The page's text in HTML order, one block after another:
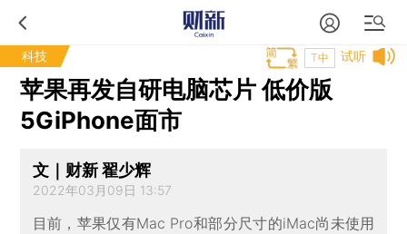
科技 试听
T中
苹果再发自研电脑芯片 低价版
5GiPhone面市
文｜财新 翟少辉
2022年03月09日 13:57
目前，苹果仅有Mac Pro和部分尺寸的iMac尚未使用